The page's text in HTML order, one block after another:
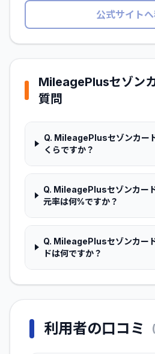
公式サイト
MileagePlusセゾン
質問
Q. MileagePlusセゾンカー
くらですか？
Q. MileagePlusセゾンカー
元率は何%ですか？
Q. MileagePlusセゾンカー
ドは何ですか？
利用者の口コミ (